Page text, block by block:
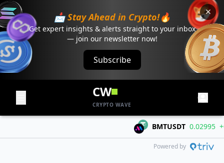
📩 Stay Ahead in Crypto!🔥
Get expert insights & alerts straight to your inbox
— join our newsletter now!
Subscribe
CW
CRYPTO WAVE
BMTUSDT 0.02995
Powered by